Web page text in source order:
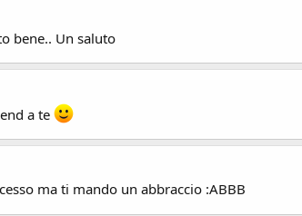
bene.. Un saluto
a te
ma ti mando un abbraccio :ABBB